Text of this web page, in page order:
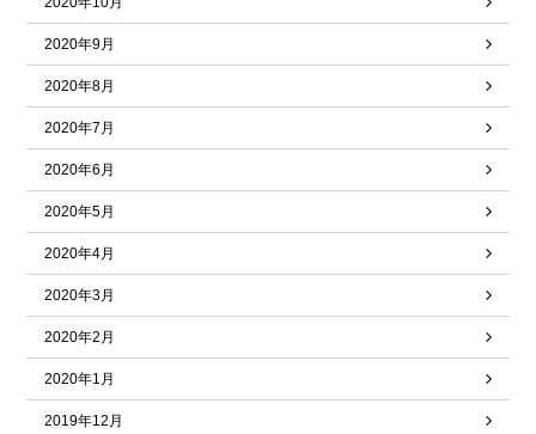
2020年9月
2020年8月
2020年7月
2020年6月
2020年5月
2020年4月
2020年3月
2020年2月
2020年1月
2019年12月